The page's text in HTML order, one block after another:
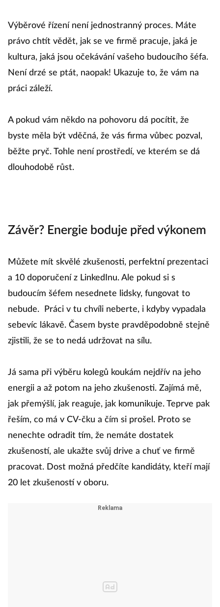
Výběrové řízení není jednostranný proces. Máte
právo chtít vědět, jak se ve firmě pracuje, jaká je
kultura, jaká jsou očekávání vašeho budoucího šéfa.
Není drzé se ptát, naopak! Ukazuje to, že vám na
práci záleží.
A pokud vám někdo na pohovoru dá pocítit, že
byste měla být vděčná, že vás firma vůbec pozval,
běžte pryč. Tohle není prostředí, ve kterém se dá
dlouhodobě růst.
Závěr? Energie boduje před výkonem
Můžete mít skvělé zkušenosti, perfektní prezentaci
a 10 doporučení z LinkedInu. Ale pokud si s
budoucím šéfem nesednete lidsky, fungovat to
nebude. Práci v tu chvíli neberte, i kdyby vypadala
sebevíc lákavě. Časem byste pravděpodobně stejně
zjistili, že se to nedá udržovat na sílu.
Já sama při výběru kolegů koukám nejdřív na jeho
energii a až potom na jeho zkušenosti. Zajímá mě,
jak přemýšlí, jak reaguje, jak komunikuje. Teprve pak
řeším, co má v CV-čku a čím si prošel. Proto se
nenechte odradit tím, že nemáte dostatek
zkušeností, ale ukažte svůj drive a chuť ve firmě
pracovat. Dost možná předčíte kandidáty, kteří mají
20 let zkušeností v oboru.